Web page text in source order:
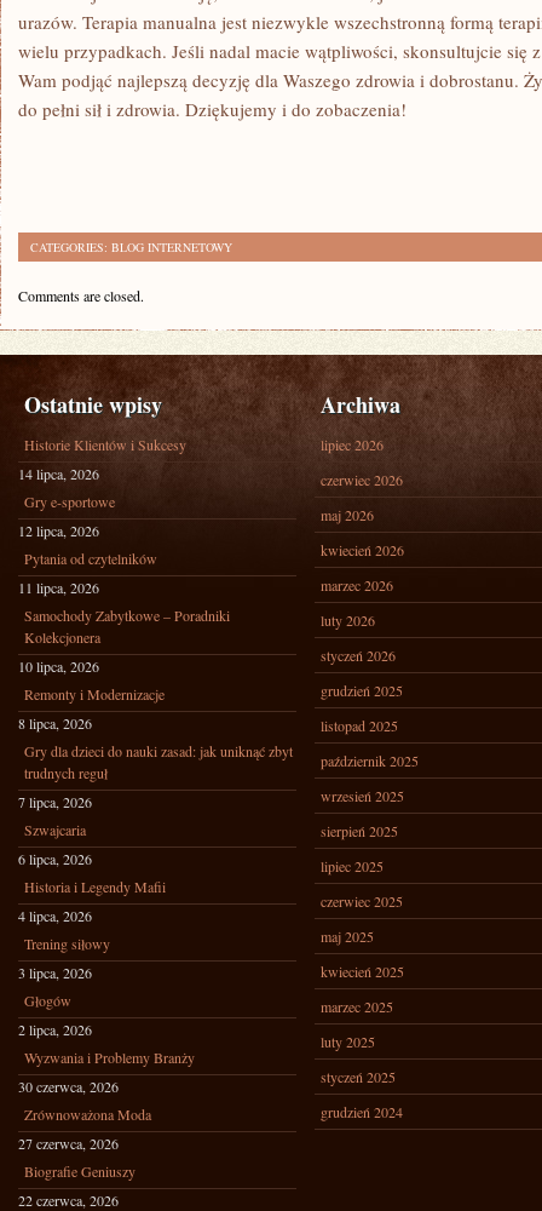
urazów. ⁢Terapia manualna jest niezwykle ⁤wszechstronną formą
wielu przypadkach. ‌Jeśli nadal macie wątpliwości, ‌skonsultujcie się
Wam podjąć najlepszą decyzję dla Waszego zdrowia ⁣i dobrostanu.
do pełni ⁣sił i zdrowia.‍ Dziękujemy i do zobaczenia!
CATEGORIES: BLOG INTERNETOWY
Comments are closed.
Ostatnie wpisy
Historie Klientów i Sukcesy
14 lipca, 2026
Gry e-sportowe
12 lipca, 2026
Pytania od czytelników
11 lipca, 2026
Samochody Zabytkowe – Poradniki
Kolekcjonera
10 lipca, 2026
Remonty i Modernizacje
8 lipca, 2026
Gry dla dzieci do nauki zasad: jak uniknąć zbyt
trudnych reguł
7 lipca, 2026
Szwajcaria
6 lipca, 2026
Historia i Legendy Mafii
4 lipca, 2026
Trening siłowy
3 lipca, 2026
Głogów
2 lipca, 2026
Wyzwania i Problemy Branży
30 czerwca, 2026
Zrównoważona Moda
27 czerwca, 2026
Biografie Geniuszy
22 czerwca, 2026
Archiwa
lipiec 2026
czerwiec 2026
maj 2026
kwiecień 2026
marzec 2026
luty 2026
styczeń 2026
grudzień 2025
listopad 2025
październik 2025
wrzesień 2025
sierpień 2025
lipiec 2025
czerwiec 2025
maj 2025
kwiecień 2025
marzec 2025
luty 2025
styczeń 2025
grudzień 2024